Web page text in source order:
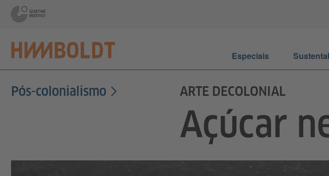
Especiais
Pós-colonialismo ARTE DECOLONIAL
Açúcar